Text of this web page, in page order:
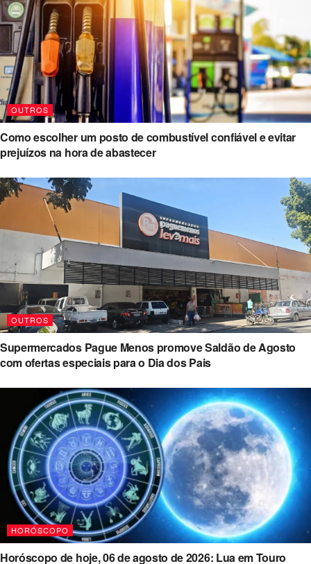
OUTROS
Como escolher um posto de combustível confiável e evitar
prejuízos na hora de abastecer
OUTROS
Supermercados Pague Menos promove Saldão de Agosto
com ofertas especiais para o Dia dos Pais
HORÓSCOPO
Horóscopo de hoje, 06 de agosto de 2026: Lua em Touro